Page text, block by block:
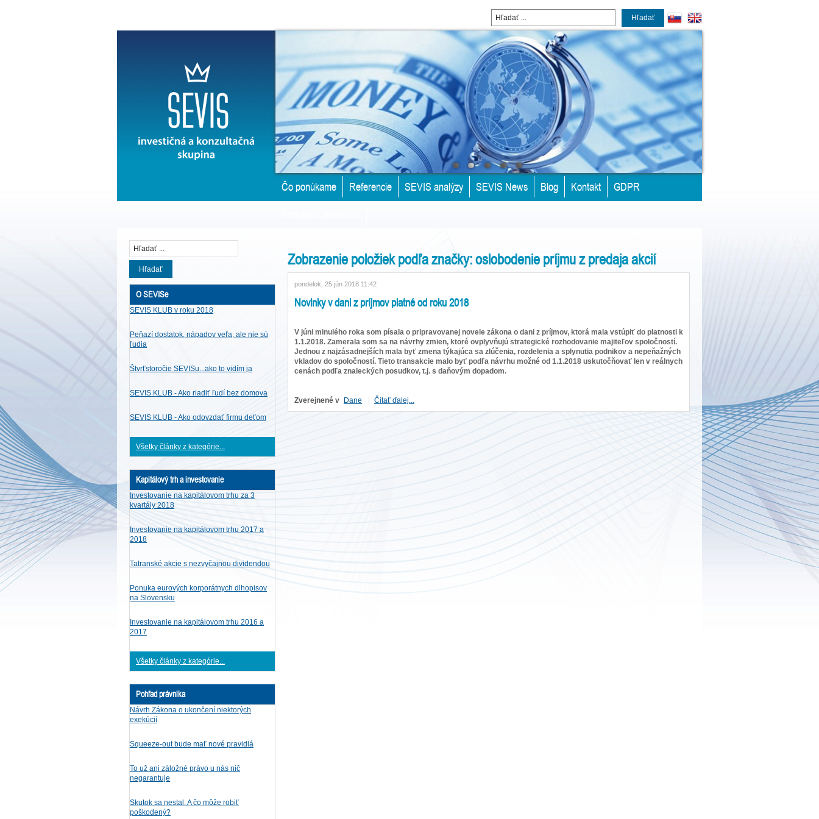
Hľadať
Čo ponúkame Referencie SEVIS analýzy SEVIS News Blog Kontakt
GDPR
Hľadať
O SEVISe
SEVIS KLUB v roku 2018
Peňazí dostatok, nápadov veľa, ale nie sú
ľudia
Štvrťstoročie SEVISu...ako to vidím ja
SEVIS KLUB - Ako riadiť ľudí bez domova
SEVIS KLUB - Ako odovzdať firmu deťom
Všetky články z kategórie...
Kapitálový trh a investovanie
Investovanie na kapitálovom trhu za 3
kvartály 2018
Investovanie na kapitálovom trhu 2017 a
2018
Tatranské akcie s nezvyčajnou dividendou
Ponuka eurových korporátnych dlhopisov
na Slovensku
Investovanie na kapitálovom trhu 2016 a
2017
Všetky články z kategórie...
Pohľad právnika
Návrh Zákona o ukončení niektorých
exekúcií
Squeeze-out bude mať nové pravidlá
To už ani záložné právo u nás nič
negarantuje
Skutok sa nestal. A čo môže robiť
poškodený?
Zobrazenie položiek podľa značky: oslobodenie príjmu z predaja akcií
pondelok, 25 jún 2018 11:42
Novinky v dani z príjmov platné od roku 2018
V júni minulého roka som písala o pripravovanej novele zákona o dani z príjmov, ktorá mala vstúpiť do platnosti k
1.1.2018. Zamerala som sa na návrhy zmien, ktoré ovplyvňujú strategické rozhodovanie majiteľov spoločností.
Jednou z najzásadnejších mala byť zmena týkajúca sa zlúčenia, rozdelenia a splynutia podnikov a nepeňažných
vkladov do spoločností. Tieto transakcie malo byť podľa návrhu možné od 1.1.2018 uskutočňovať len v reálnych
cenách podľa znaleckých posudkov, t.j. s daňovým dopadom.
Zverejnené v Dane Čítať ďalej...